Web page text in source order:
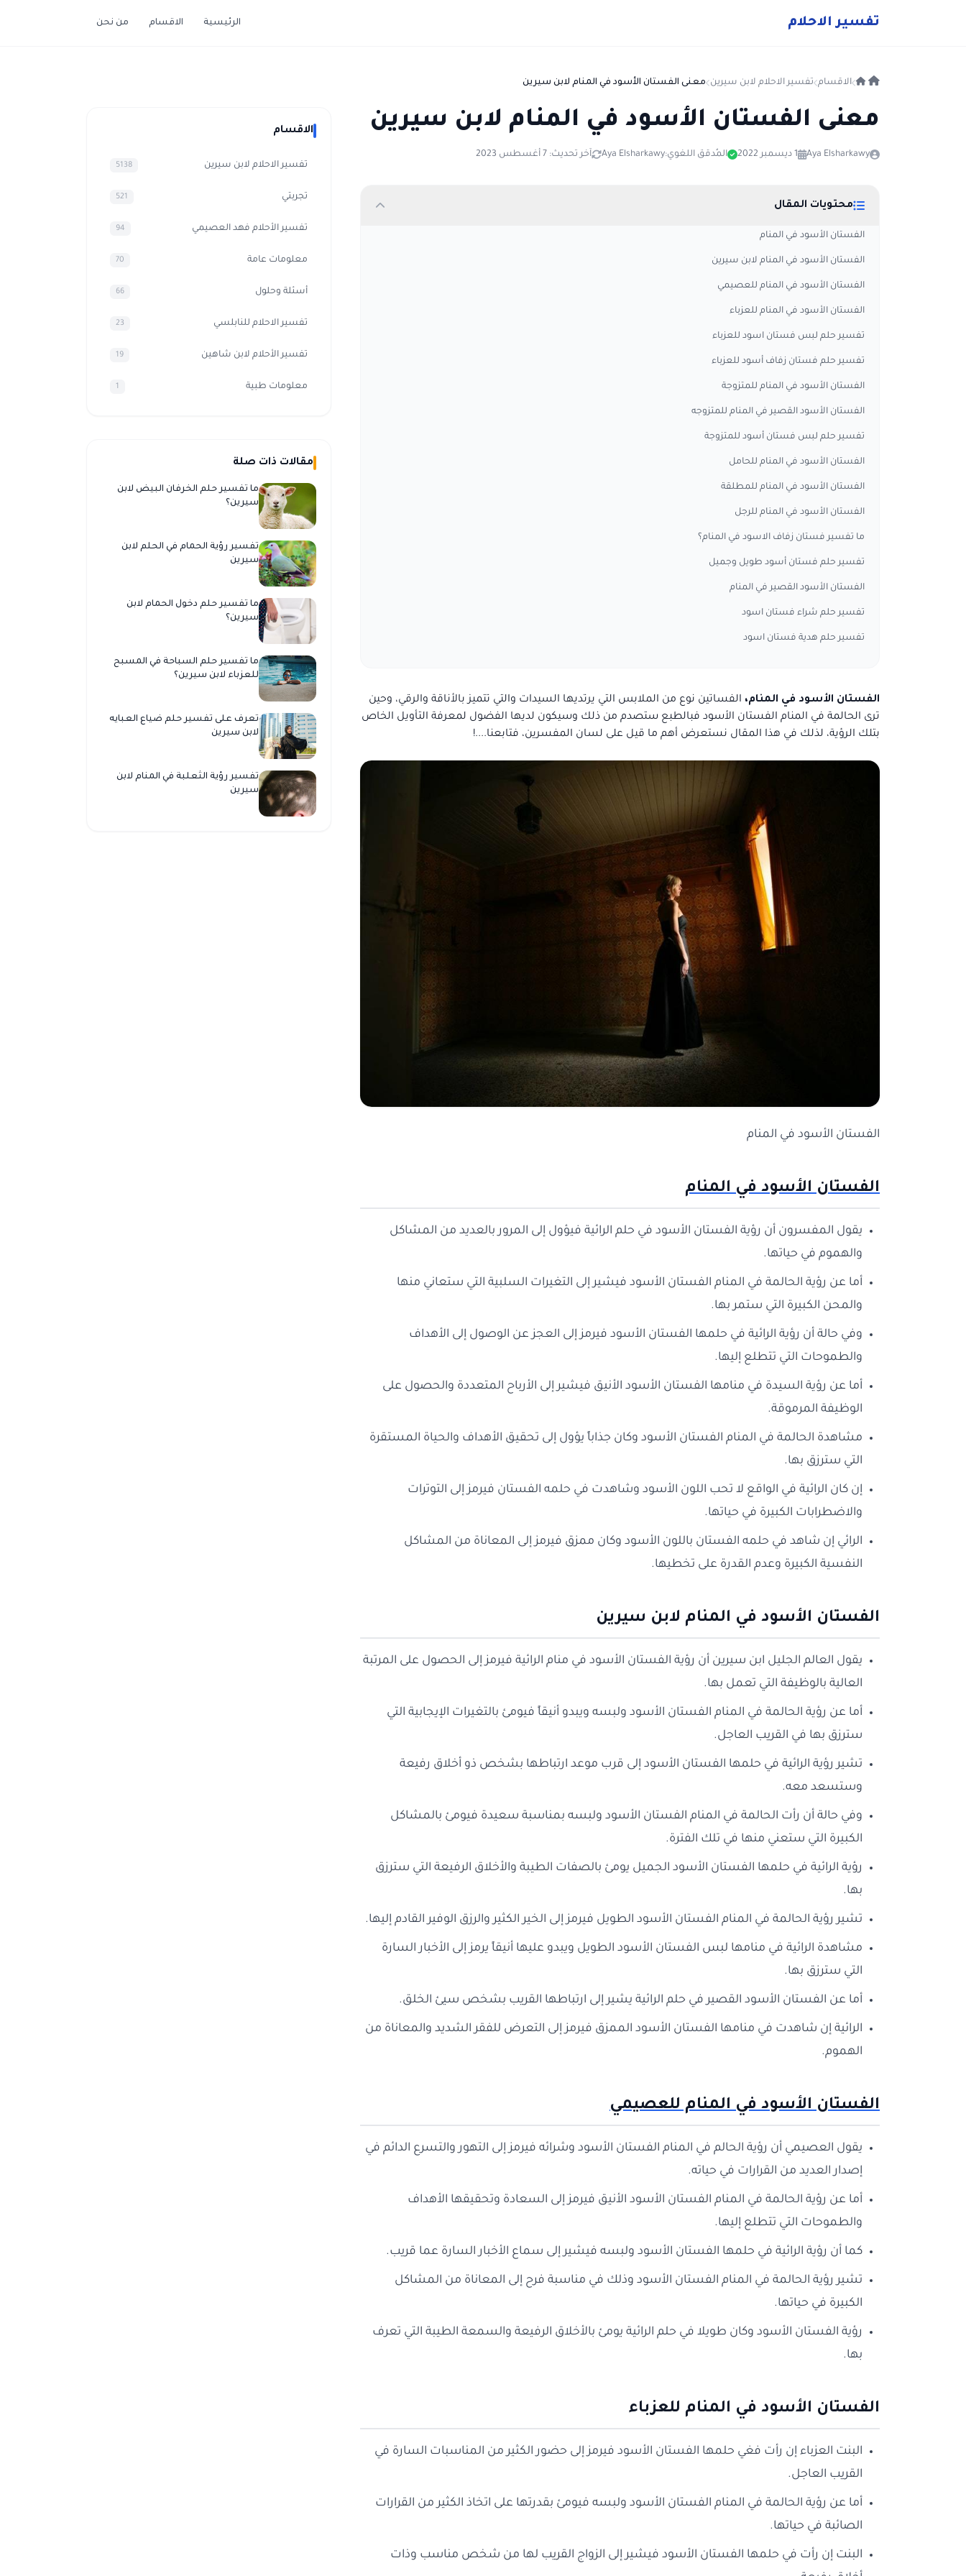
تفسير الاحلام الرئيسية الاقسام من نحن
الاقسام تفسير الاحلام لابن سيرين معنى الفستان الأسود في المنام لابن سيرين
معنى الفستان الأسود في المنام لابن سيرين
Aya Elsharkawy 1 ديسمبر 2022 المُدقق اللغوي:Aya Elsharkawy آخر تحديث: 7 أغسطس 2023
محتويات المقال
الفستان الأسود في المنام
الفستان الأسود في المنام لابن سيرين
الفستان الأسود في المنام للعصيمي
الفستان الأسود في المنام للعزباء
تفسير حلم لبس فستان اسود للعزباء
تفسير حلم فستان زفاف أسود للعزباء
الفستان الأسود في المنام للمتزوجة
الفستان الأسود القصير في المنام للمتزوجه
تفسير حلم لبس فستان أسود للمتزوجة
الفستان الأسود في المنام للحامل
الفستان الأسود في المنام للمطلقة
الفستان الأسود في المنام للرجل
ما تفسير فستان زفاف الاسود في المنام؟
تفسير حلم فستان أسود طويل وجميل
الفستان الأسود القصير في المنام
تفسير حلم شراء فستان اسود
تفسير حلم هدية فستان اسود
الفستان الأسود في المنام، الفساتين نوع من الملابس التي يرتديها السيدات والتي تتميز بالأناقة والرقي، وحين
ترى الحالمة في المنام الفستان الأسود فبالطبع ستصدم من ذلك وسيكون لديها الفضول لمعرفة التأويل الخاص
بتلك الرؤية، لذلك في هذا المقال نستعرض أهم ما قيل على لسان المفسرين، فتابعنا....!
الفستان الأسود في المنام
الفستان الأسود في المنام
يقول المفسرون أن رؤية الفستان الأسود في حلم الرائية فيؤول إلى المرور بالعديد من المشاكل
والهموم في حياتها.
أما عن رؤية الحالمة في المنام الفستان الأسود فيشير إلى التغيرات السلبية التي ستعاني منها
والمحن الكبيرة التي ستمر بها.
وفي حالة أن رؤية الرائية في حلمها الفستان الأسود فيرمز إلى العجز عن الوصول إلى الأهداف
والطموحات التي تتطلع إليها.
أما عن رؤية السيدة في منامها الفستان الأسود الأنيق فيشير إلى الأرباح المتعددة والحصول على
الوظيفة المرموقة.
مشاهدة الحالمة في المنام الفستان الأسود وكان جذاباً يؤول إلى تحقيق الأهداف والحياة المستقرة
التي سترزق بها.
إن كان الرائية في الواقع لا تحب اللون الأسود وشاهدت في حلمه الفستان فيرمز إلى التوترات
والاضطرابات الكبيرة في حياتها.
الرائي إن شاهد في حلمه الفستان باللون الأسود وكان ممزق فيرمز إلى المعاناة من المشاكل
النفسية الكبيرة وعدم القدرة على تخطيها.
الفستان الأسود في المنام لابن سيرين
يقول العالم الجليل ابن سيرين أن رؤية الفستان الأسود في منام الرائية فيرمز إلى الحصول على المرتبة
العالية بالوظيفة التي تعمل بها.
أما عن رؤية الحالمة في المنام الفستان الأسود ولبسه ويبدو أنيقاً فيومئ بالتغيرات الإيجابية التي
سترزق بها في القريب العاجل.
تشير رؤية الرائية في حلمها الفستان الأسود إلى قرب موعد ارتباطها بشخص ذو أخلاق رفيعة
وستسعد معه.
وفي حالة أن رأت الحالمة في المنام الفستان الأسود ولبسه بمناسبة سعيدة فيومئ بالمشاكل
الكبيرة التي ستعني منها في تلك الفترة.
رؤية الرائية في حلمها الفستان الأسود الجميل يومئ بالصفات الطيبة والأخلاق الرفيعة التي سترزق
بها.
تشير رؤية الحالمة في المنام الفستان الأسود الطويل فيرمز إلى الخير الكثير والرزق الوفير القادم إليها.
مشاهدة الرائية في منامها لبس الفستان الأسود الطويل ويبدو عليها أنيقاً يرمز إلى الأخبار السارة
التي سترزق بها.
أما عن الفستان الأسود القصير في حلم الرائية يشير إلى ارتباطها القريب بشخص سيئ الخلق.
الرائية إن شاهدت في منامها الفستان الأسود الممزق فيرمز إلى التعرض للفقر الشديد والمعاناة من
الهموم.
الفستان الأسود في المنام للعصيمي
يقول العصيمي أن رؤية الحالم في المنام الفستان الأسود وشرائه فيرمز إلى التهور والتسرع الدائم في
إصدار العديد من القرارات في حياته.
أما عن رؤية الحالمة في المنام الفستان الأسود الأنيق فيرمز إلى السعادة وتحقيقها الأهداف
والطموحات التي تتطلع إليها.
كما أن رؤية الرائية في حلمها الفستان الأسود ولبسه فيشير إلى سماع الأخبار السارة عما قريب.
تشير رؤية الحالمة في المنام الفستان الأسود وذلك في مناسبة فرح إلى المعاناة من المشاكل
الكبيرة في حياتها.
رؤية الفستان الأسود وكان طويلا في حلم الرائية يومئ بالأخلاق الرفيعة والسمعة الطيبة التي تعرف
بها.
الفستان الأسود في المنام للعزباء
البنت العزباء إن رأت فغي حلمها الفستان الأسود فيرمز إلى حضور الكثير من المناسبات السارة في
القريب العاجل.
أما عن رؤية الحالمة في المنام الفستان الأسود ولبسه فيومئ بقدرتها على اتخاذ الكثير من القرارات
الصائبة في حياتها.
البنت إن رأت في حلمها الفستان الأسود فيشير إلى الزواج القريب لها من شخص مناسب وذات
الاقسام
تفسير الاحلام لابن سيرين 5138
تجربتي 521
تفسير الأحلام فهد العصيمي 94
معلومات عامة 70
أسئلة وحلول 66
تفسير الاحلام للنابلسي 23
تفسير الأحلام لابن شاهين 19
معلومات طبية 1
مقالات ذات صلة
ما تفسير حلم الخرفان البيض لابن
سيرين؟
تفسير رؤية الحمام في الحلم لابن
سيرين
ما تفسير حلم دخول الحمام لابن
سيرين؟
ما تفسير حلم السباحة في المسبح
للعزباء لابن سيرين؟
تعرف على تفسير حلم ضياع العبايه
لابن سيرين
تفسير رؤية الثعلبة في المنام لابن
سيرين